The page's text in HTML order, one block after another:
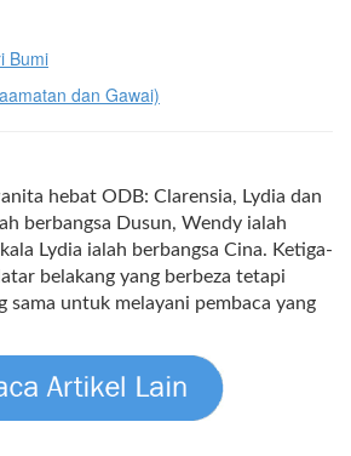
Bumi
dan Gawai)
hebat ODB: Clarensia, Lydia dan
berbangsa Dusun, Wendy ialah
Lydia ialah berbangsa Cina. Ketiga-
belakang yang berbeza tetapi
sama untuk melayani pembaca yang